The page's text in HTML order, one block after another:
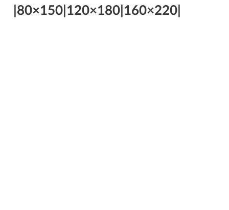
|80×150|120×180|160×220|